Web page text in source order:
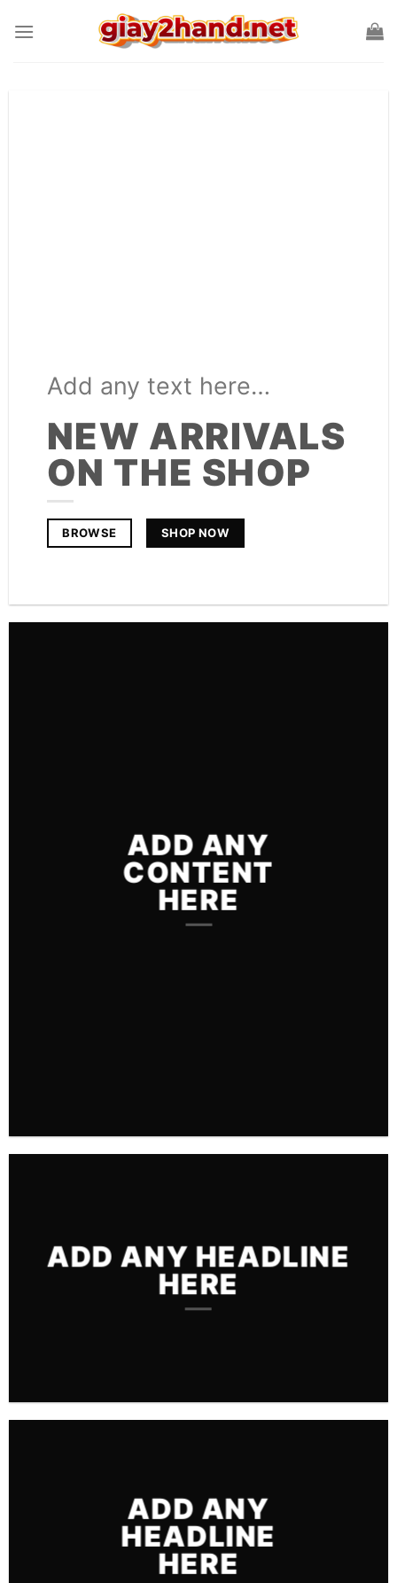
Add any text here…
NEW ARRIVALS
ON THE SHOP
BROWSE SHOP NOW
ADD ANY
CONTENT
HERE
ADD ANY HEADLINE
HERE
ADD ANY
HEADLINE
HERE